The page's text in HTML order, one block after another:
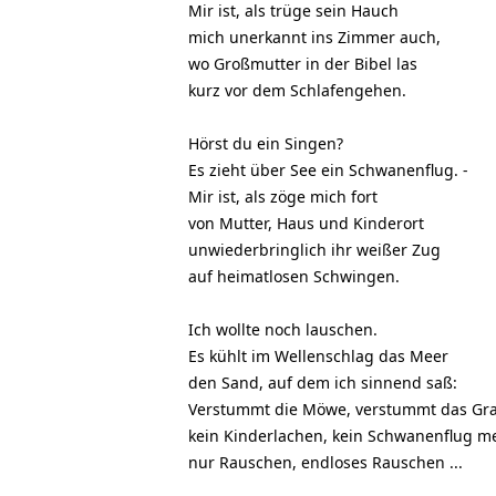
Mir ist, als trüge sein Hauch
mich unerkannt ins Zimmer auch,
wo Großmutter in der Bibel las
kurz vor dem Schlafengehen.
Hörst du ein Singen?
Es zieht über See ein Schwanenflug. -
Mir ist, als zöge mich fort
von Mutter, Haus und Kinderort
unwiederbringlich ihr weißer Zug
auf heimatlosen Schwingen.
Ich wollte noch lauschen.
Es kühlt im Wellenschlag das Meer
den Sand, auf dem ich sinnend saß:
Verstummt die Möwe, verstummt das
kein Kinderlachen, kein Schwanenflug
nur Rauschen, endloses Rauschen ...